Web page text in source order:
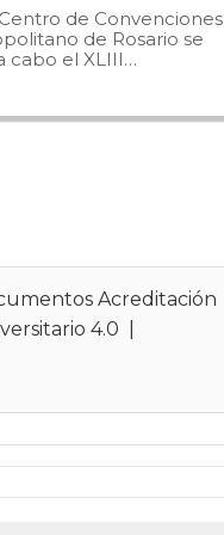
Interamericana
salud integral en la
traumatológicas,
quemados y
de Convenciones
de Rosario se
cabo el XLIII…
Acreditación
4.0